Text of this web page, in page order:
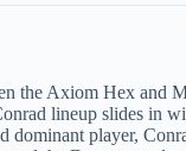
the Axiom Hex and
lineup slides in
dominant player,